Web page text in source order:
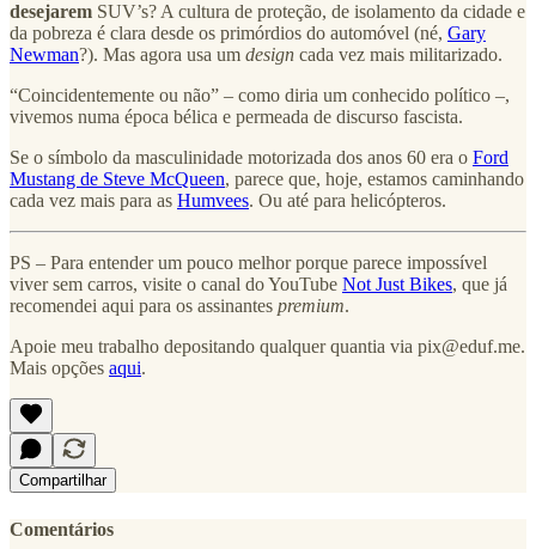
desejarem SUV’s? A cultura de proteção, de isolamento da cidade e
da pobreza é clara desde os primórdios do automóvel (né, Gary
Newman?). Mas agora usa um design cada vez mais militarizado.
“Coincidentemente ou não” – como diria um conhecido político –,
vivemos numa época bélica e permeada de discurso fascista.
Se o símbolo da masculinidade motorizada dos anos 60 era o Ford
Mustang de Steve McQueen, parece que, hoje, estamos caminhando
cada vez mais para as Humvees. Ou até para helicópteros.
PS – Para entender um pouco melhor porque parece impossível
viver sem carros, visite o canal do YouTube Not Just Bikes, que já
recomendei aqui para os assinantes premium.
Apoie meu trabalho depositando qualquer quantia via pix@eduf.me.
Mais opções aqui.
Compartilhar
Comentários